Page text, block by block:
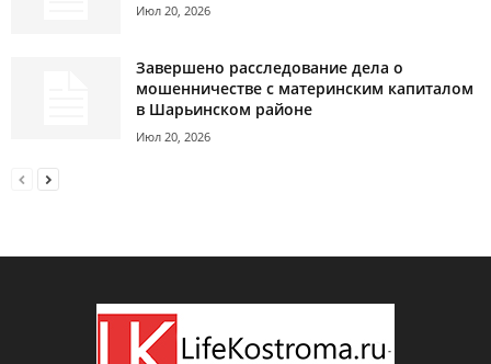
Июл 20, 2026
Завершено расследование дела о
мошенничестве с материнским капиталом
в Шарьинском районе
Июл 20, 2026